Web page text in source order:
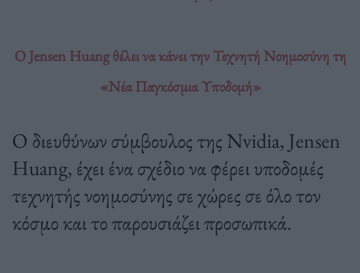
Ο Jensen Huang θέλει να κάνει την Τεχνητή Νοημοσύνη τη
«Νέα Παγκόσμια Υποδομή»
Ο διευθύνων σύμβουλος της Nvidia, Jensen
Huang, έχει ένα σχέδιο να φέρει υποδομές
τεχνητής νοημοσύνης σε χώρες σε όλο τον
κόσμο και το παρουσιάζει προσωπικά.